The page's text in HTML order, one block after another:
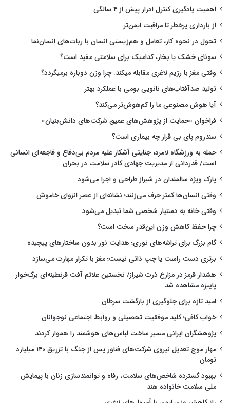
اهمیت یادگیری کنترل ادرار پیش از ۴ سالگی
از بارداری پرخطر تا مراقبت ایمن‌تر
تحول در نحوه کار، تعامل و هم‌زیستی انسان با ربات‌های انسان‌نما
سونای خشک یا بخار، کدامیک برای سلامتی مفید است؟
وقتی مغز با رژیم لاغری مقابله میکند: چرا وزن دوباره برمیگردد؟
تولید ضدآفتاب‌های نانویی بومی با عملکرد بهتر
آیا هوش مصنوعی ما را کم‌هوش‌تر می‌کند؟
فراخوان «حمایت از پژوهش‌های عمیق شرکت‌های دانش‌بنیان»
سندروم پای بی قرار چه بیماری است؟
حمله به ورزشگاه لامرد، جنایتی آشکار علیه مردم بی‌دفاع و فاجعه‌ای انسانی
است/ قدردانی از مدیریت جهادی کادر سلامت در بحران
پارک ویژه سالمندان در شیراز طراحی و اجرا می‌شود
وقتی انسان‌ها کمتر حرف می‌زنند؛ نشانه‌ای از عصر انزوای خاموش
وقتی خانه به دستیار شخصی شما تبدیل می‌شود
چرا حفظ کاهش وزن این‌قدر سخت است؟
گام بزرگ برای تراشه‌های نوری؛ هدایت نور بدون ساختارهای پیچیده
برتری دست راست یا چپ ذاتی نیست؛ مغز با تکرار مهارت می‌سازد
هشدار قرمز در مزارع ذرت شیراز/ نخستین علائم آفت قرنطینه‌ای برگ‌خوار
پاییزه مشاهده شد
امید تازه برای جلوگیری از بازگشت سرطان
خواب کافی؛ کلید موفقیت تحصیلی و روابط اجتماعی نوجوانان
پژوهشگران ایرانی مسیر ساخت لباس‌های هوشمند را هموار کردند
مهار موج تعدیل نیروی شرکت‌های فناور پس از جنگ با تزریق ۱۴۰ میلیارد
تومان
بهبود گسترده شاخص‌های سلامت، رفاه و توانمندسازی زنان با پیمایش
ملی سلامت خانواده هند